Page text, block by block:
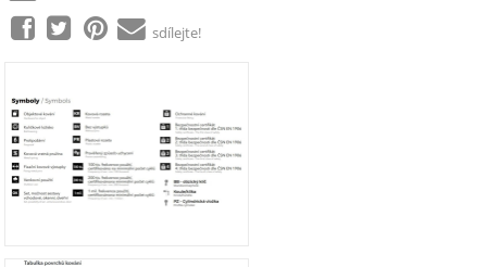
sdílejte!